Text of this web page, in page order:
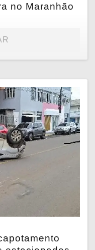
no Maranhão